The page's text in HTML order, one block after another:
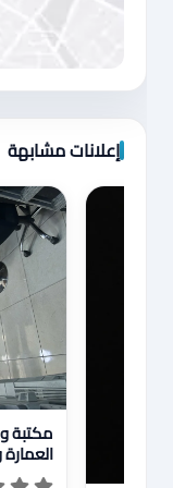
اضغط لتحميل
إعلانات مشابهة
عرض
مكتبة